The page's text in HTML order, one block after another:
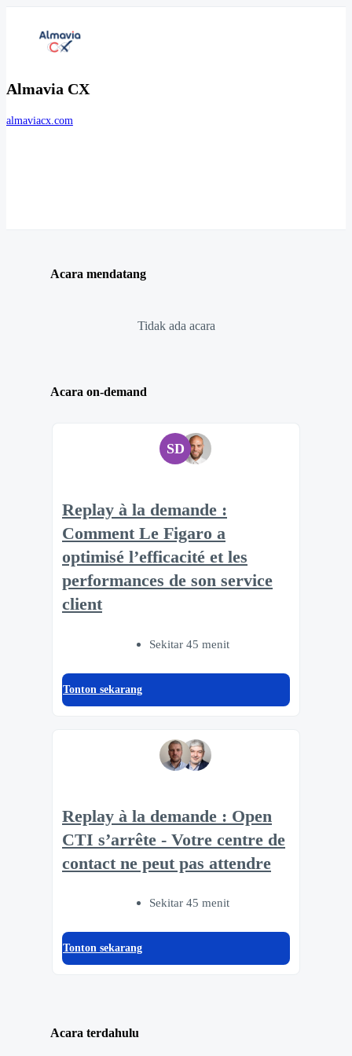
Almavia CX
almaviacx.com
Acara mendatang
Tidak ada acara
Acara on-demand
SD
Replay à la demande :
Comment Le Figaro a
optimisé l’efficacité et les
performances de son service
client
Sekitar 45 menit
Tonton sekarang
Replay à la demande : Open
CTI s’arrête - Votre centre de
contact ne peut pas attendre
Sekitar 45 menit
Tonton sekarang
Acara terdahulu